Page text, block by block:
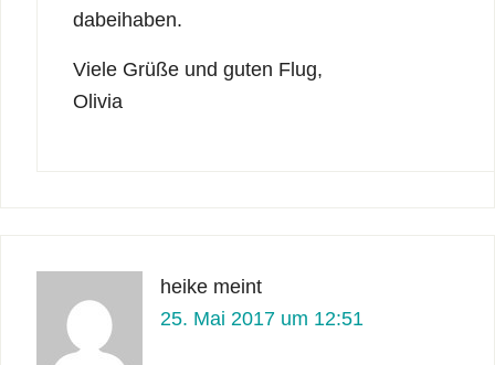
dabeihaben.
Viele Grüße und guten Flug,
Olivia
heike meint
25. Mai 2017 um 12:51